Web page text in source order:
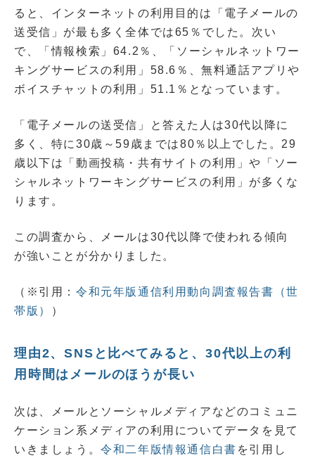
ると、インターネットの利用目的は「電子メールの
送受信」が最も多く全体では65％でした。次い
で、「情報検索」64.2％、「ソーシャルネットワー
キングサービスの利用」58.6％、無料通話アプリや
ボイスチャットの利用」51.1％となっています。
「電子メールの送受信」と答えた人は30代以降に
多く、特に30歳～59歳までは80％以上でした。29
歳以下は「動画投稿・共有サイトの利用」や「ソー
シャルネットワーキングサービスの利用」が多くな
ります。
この調査から、メールは30代以降で使われる傾向
が強いことが分かりました。
（※引用： 令和元年版通信利用動向調査報告書（世
帯版）
）
理由2、SNSと比べてみると、30代以上の利
用時間はメールのほうが長い
次は、メールとソーシャルメディアなどのコミュニ
ケーション系メディアの利用についてデータを見て
いきましょう。令和二年版情報通信白書 を引用し